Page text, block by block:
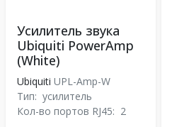
Усилитель звука
Ubiquiti PowerAmp
(White)
Ubiquiti UPL-Amp-W
Тип: усилитель
Кол-во портов RJ45: 2